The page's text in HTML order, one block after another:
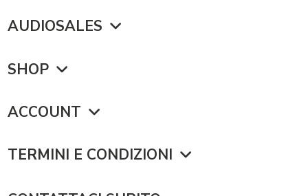
AUDIOSALES
SHOP
ACCOUNT
TERMINI E CONDIZIONI